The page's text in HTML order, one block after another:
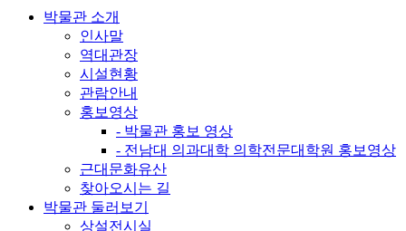
박물관 소개
인사말
역대관장
시설현황
관람안내
홍보영상
- 박물관 홍보 영상
- 전남대 의과대학 의학전문대학원 홍보영상
근대문화유산
찾아오시는 길
박물관 둘러보기
상설전시실